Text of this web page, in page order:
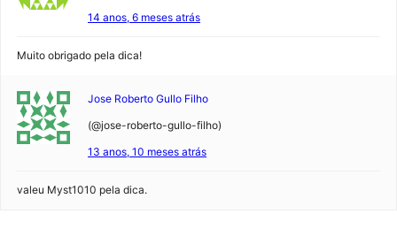
14 anos, 6 meses atrás
Muito obrigado pela dica!
Jose Roberto Gullo Filho
(@jose-roberto-gullo-filho)
13 anos, 10 meses atrás
valeu Myst1010 pela dica.